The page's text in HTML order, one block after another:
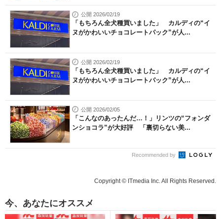
公開 2026/02/19
「もちろん全犬種買いました」 カルディの“イ
ヌがかわいいチョコレートパック”が人...
公開 2026/02/19
「もちろん全犬種買いました」 カルディの“イ
ヌがかわいいチョコレートパック”が人...
公開 2026/02/05
「こんなのあったんだ…！」リンツの“フォンダ
ンショコラ”が大好評 「裏切らない美...
Recommended by
Copyright © ITmedia Inc. All Rights Reserved.
今、あなたにオススメ